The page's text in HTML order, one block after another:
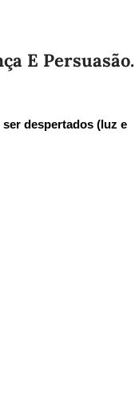
E Persuasão.
despertados (luz e